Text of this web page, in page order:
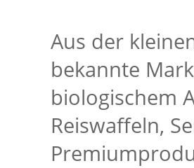
Aus der
bekannte
biologischem
Reiswaffeln,